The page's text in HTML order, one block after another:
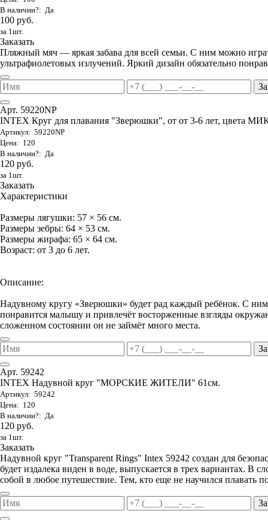
В наличии?: Да
100 руб.
за 1шт.
Заказать
Пляжный мяч — яркая забава для всей семьи. С ним можно
ультрафиолетовых излучений. Яркий дизайн обязательно
Арт. 59220NP
INTEX Круг для плавания "Зверюшки", от от 3-6 лет, цвета
Артикул: 59220NP
Цена: 120
В наличии?: Да
120 руб.
за 1шт.
Заказать
Характеристики
Размеры лягушки: 57 × 56 см.
Размеры зебры: 64 × 53 см.
Размеры жирафа: 65 × 64 см.
Возраст: от 3 до 6 лет.
Описание:
Надувному кругу «Зверюшки» будет рад каждый ребёнок. С
понравится малышу и привлечёт восторженные взгляды
сложенном состоянии он не займёт много места.
Арт. 59242
INTEX Надувной круг "МОРСКИЕ ЖИТЕЛИ" 61см.
Артикул: 59242
Цена: 120
В наличии?: Да
120 руб.
за 1шт.
Заказать
Надувной круг "Transparent Rings" Intex 59242 создан для
будет издалека виден в воде, выпускается в трех вариантах. В
собой в любое путешествие. Тем, кто еще не научился плавать